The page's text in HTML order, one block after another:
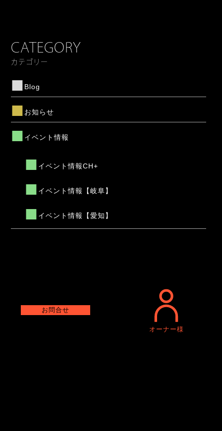
CATEGORY
カテゴリー
Blog
お知らせ
イベント情報
イベント情報CH+
イベント情報【岐阜】
イベント情報【愛知】
お問合せ
オーナー様